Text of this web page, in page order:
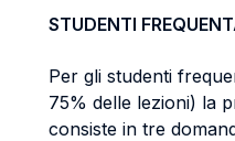
STUDENTI
Per gli studenti
75% delle lezioni) la
consiste in tre